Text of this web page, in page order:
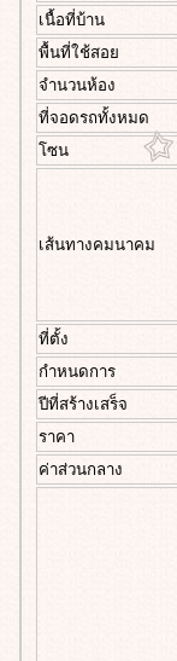
เนื้อที่บ้าน
พื้นที่ใช้สอ
จำนวนห้อง
ที่จอดรถทั้งหมด
ซน
เส้นทางคมนาคม
ที่ตั้ง
กำหนดการ
ปีที่สร้างเสร็จ
ราคา
ค่าส่วนกลาง